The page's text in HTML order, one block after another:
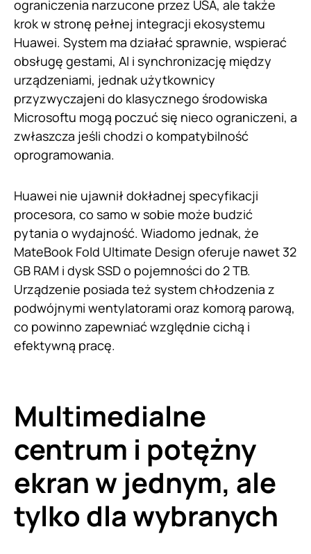
ograniczenia narzucone przez USA, ale także
krok w stronę pełnej integracji ekosystemu
Huawei. System ma działać sprawnie, wspierać
obsługę gestami, AI i synchronizację między
urządzeniami, jednak użytkownicy
przyzwyczajeni do klasycznego środowiska
Microsoftu mogą poczuć się nieco ograniczeni, a
zwłaszcza jeśli chodzi o kompatybilność
oprogramowania.
Huawei nie ujawnił dokładnej specyfikacji
procesora, co samo w sobie może budzić
pytania o wydajność. Wiadomo jednak, że
MateBook Fold Ultimate Design oferuje nawet 32
GB RAM i dysk SSD o pojemności do 2 TB.
Urządzenie posiada też system chłodzenia z
podwójnymi wentylatorami oraz komorą parową,
co powinno zapewniać względnie cichą i
efektywną pracę.
Multimedialne
centrum i potężny
ekran w jednym, ale
tylko dla wybranych